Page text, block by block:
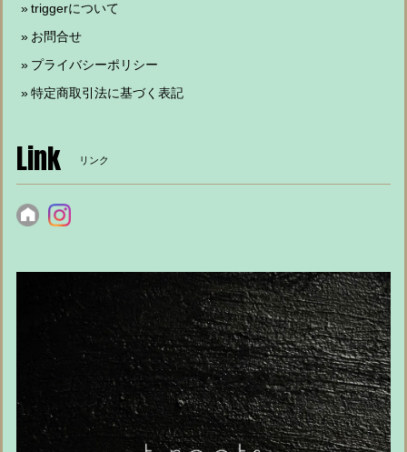
triggerについて
お問合せ
プライバシーポリシー
特定商取引法に基づく表記
Link リンク